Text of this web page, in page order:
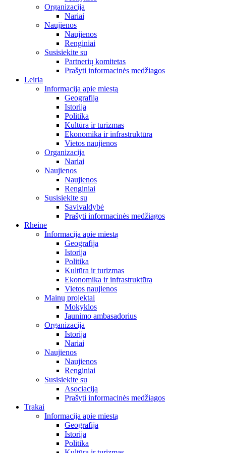
Organizacija
Nariai
Naujienos
Naujienos
Renginiai
Susisiekite su
Partnerių komitetas
Prašyti informacinės medžiagos
Leiria
Informacija apie miestą
Geografija
Istorija
Politika
Kultūra ir turizmas
Ekonomika ir infrastruktūra
Vietos naujienos
Organizacija
Nariai
Naujienos
Naujienos
Renginiai
Susisiekite su
Savivaldybė
Prašyti informacinės medžiagos
Rheine
Informacija apie miestą
Geografija
Istorija
Politika
Kultūra ir turizmas
Ekonomika ir infrastruktūra
Vietos naujienos
Mainų projektai
Mokyklos
Jaunimo ambasadorius
Organizacija
Istorija
Nariai
Naujienos
Naujienos
Renginiai
Susisiekite su
Asociacija
Prašyti informacinės medžiagos
Trakai
Informacija apie miestą
Geografija
Istorija
Politika